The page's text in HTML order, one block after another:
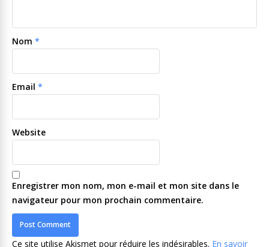
Nom *
Email *
Website
Enregistrer mon nom, mon e-mail et mon site dans le
navigateur pour mon prochain commentaire.
Ce site utilise Akismet pour réduire les indésirables. En savoir